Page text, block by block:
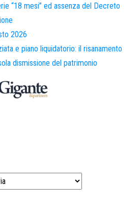
“18 mesi” ed assenza del Decreto
2026
e piano liquidatorio: il risanamento
dismissione del patrimonio